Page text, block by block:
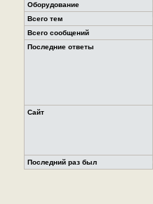
Оборудование
Всего тем
Всего сообщений
Последние ответы
Сайт
Последний раз был